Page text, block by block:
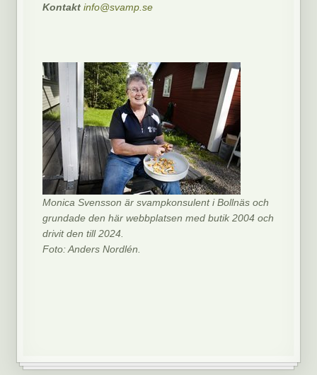
Kontaktinfo@svamp.se
Monica Svensson är svampkonsulent i Bollnäs och
grundade den här webbplatsen med butik 2004 och
drivit den till 2024.
Foto: Anders Nordlén.